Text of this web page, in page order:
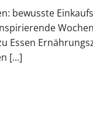
bewusste
[…]